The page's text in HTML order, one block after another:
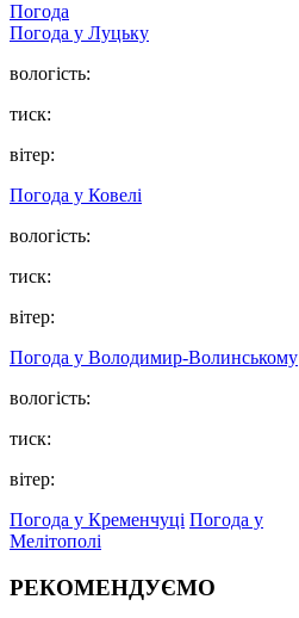
Погода
Погода у Луцьку
вологість:
тиск:
вітер:
Погода у Ковелі
вологість:
тиск:
вітер:
Погода у Володимир-Волинському
вологість:
тиск:
вітер:
Погода у Кременчуці Погода у
Мелітополі
РЕКОМЕНДУЄМО